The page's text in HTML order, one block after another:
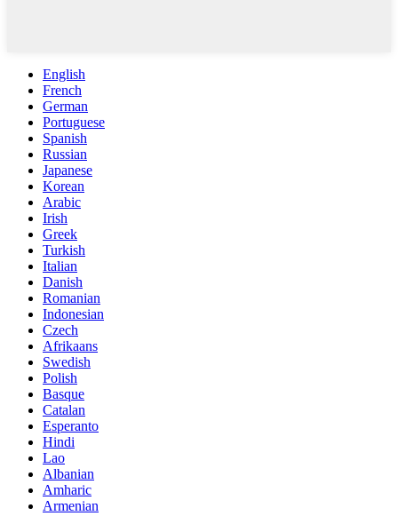
English
French
German
Portuguese
Spanish
Russian
Japanese
Korean
Arabic
Irish
Greek
Turkish
Italian
Danish
Romanian
Indonesian
Czech
Afrikaans
Swedish
Polish
Basque
Catalan
Esperanto
Hindi
Lao
Albanian
Amharic
Armenian